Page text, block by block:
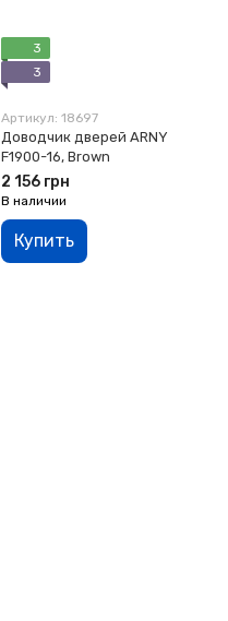
3
3
Артикул: 18697
Доводчик дверей ARNY
F1900-16, Brown
2 156 грн
В наличии
Купить